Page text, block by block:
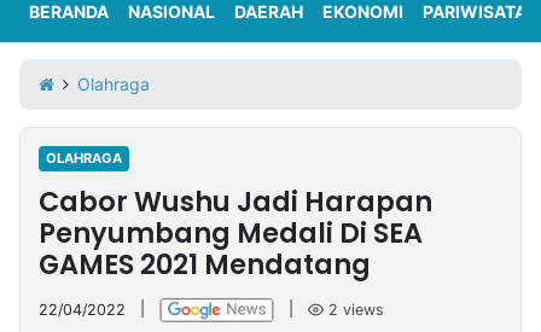
Iklan
Berita
Kami
Nasional
International
Olahraga
Entertainment
Daerah
Pariwisata
Kuliner
Kolom
Network
BERANDA NASIONAL DAERAH EKONOMI PARIWISATA
Olahraga
OLAHRAGA
Cabor Wushu Jadi Harapan
Penyumbang Medali Di SEA
GAMES 2021 Mendatang
22/04/2022 2 views